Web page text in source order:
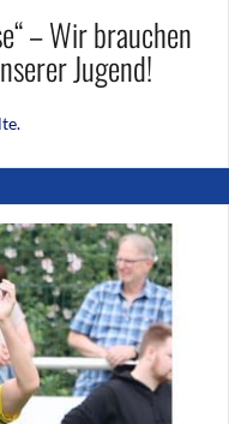
– Wir brauchen
Jugend!